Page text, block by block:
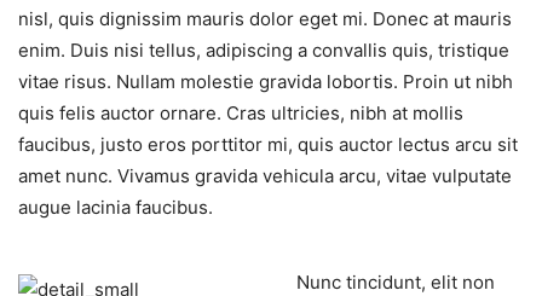
nisl, quis dignissim mauris dolor eget mi. Donec at mauris
enim. Duis nisi tellus, adipiscing a convallis quis, tristique
vitae risus. Nullam molestie gravida lobortis. Proin ut nibh
quis felis auctor ornare. Cras ultricies, nibh at mollis
faucibus, justo eros porttitor mi, quis auctor lectus arcu sit
amet nunc. Vivamus gravida vehicula arcu, vitae vulputate
augue lacinia faucibus.
Nunc tincidunt, elit non